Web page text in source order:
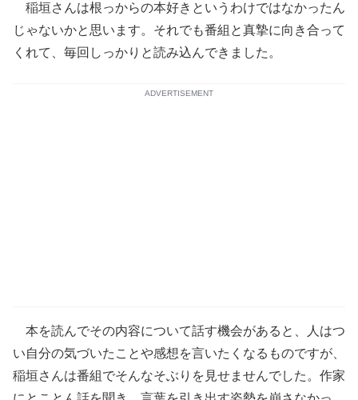
稲垣さんは根っからの本好きというわけではなかったん
じゃないかと思います。それでも番組と真摯に向き合って
くれて、毎回しっかりと読み込んできました。
ADVERTISEMENT
本を読んでその内容について話す機会があると、人はつ
い自分の気づいたことや感想を言いたくなるものですが、
稲垣さんは番組でそんなそぶりを見せませんでした。作家